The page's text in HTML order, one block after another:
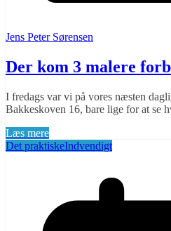
Jens Peter Sørensen
Der kom 3 malere
I fredags var vi på vores næsten
Bakkeskoven 16, bare lige for at se
Læs mere
Det praktiskeIndvendigt